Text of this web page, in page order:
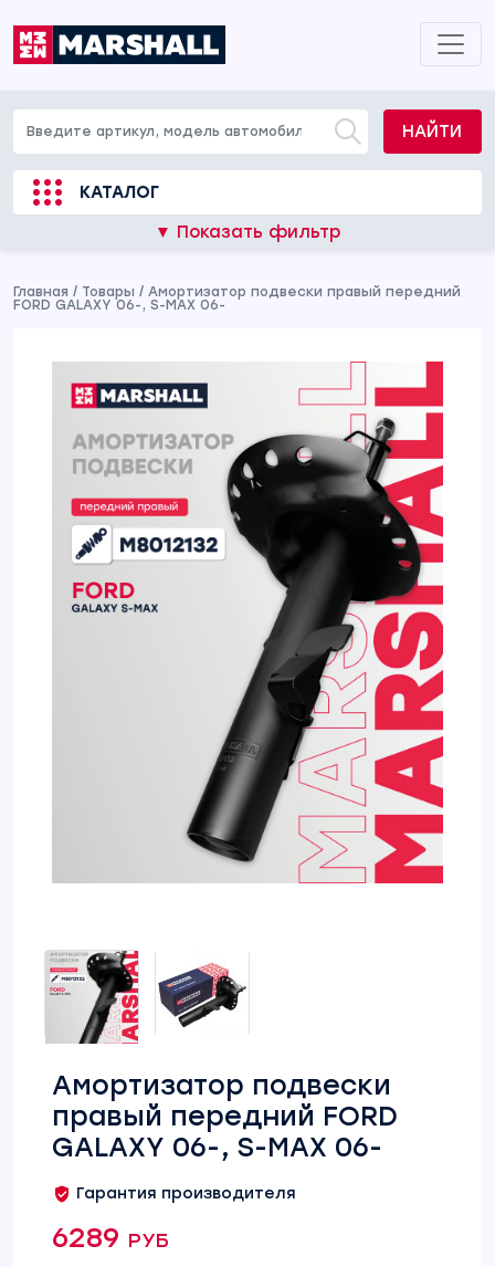
НАЙТИ
КАТАЛОГ
▼ Показать фильтр
Главная / Товары / Амортизатор подвески правый передний
FORD GALAXY 06-, S-MAX 06-
Амортизатор подвески
правый передний FORD
GALAXY 06-, S-MAX 06-
Гарантия производителя
6289 руб